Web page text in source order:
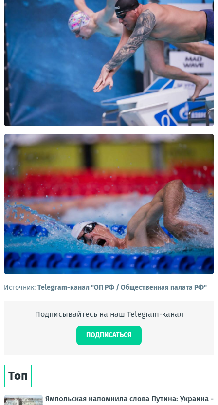
Источник: Telegram-канал "ОП РФ / Общественная палата РФ"
Подписывайтесь на наш Telegram-канал
ПОДПИСАТЬСЯ
Топ
Ямпольская напомнила слова Путина: Украина -